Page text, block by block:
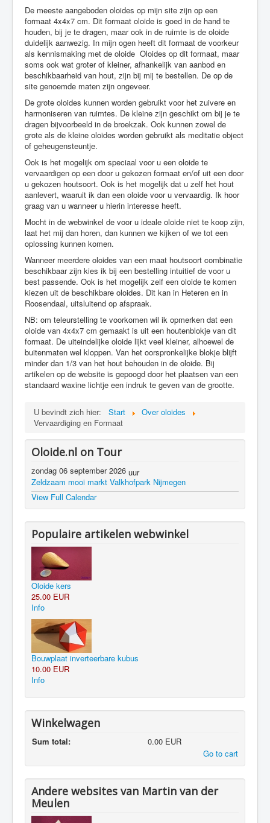
De meeste aangeboden oloides op mijn site zijn op een
formaat 4x4x7 cm. Dit formaat oloide is goed in de hand te
houden, bij je te dragen, maar ook in de ruimte is de oloide
duidelijk aanwezig. In mijn ogen heeft dit formaat de voorkeur
als kennismaking met de oloide Oloides op dit formaat, maar
soms ook wat groter of kleiner, afhankelijk van aanbod en
beschikbaarheid van hout, zijn bij mij te bestellen. De op de
site genoemde maten zijn ongeveer.
De grote oloides kunnen worden gebruikt voor het zuivere en
harmoniseren van ruimtes. De kleine zijn geschikt om bij je te
dragen bijvoorbeeld in de broekzak. Ook kunnen zowel de
grote als de kleine oloides worden gebruikt als meditatie object
of geheugensteuntje.
Ook is het mogelijk om speciaal voor u een oloide te
vervaardigen op een door u gekozen formaat en/of uit een door
u gekozen houtsoort. Ook is het mogelijk dat u zelf het hout
aanlevert, waaruit ik dan een oloide voor u vervaardig. Ik hoor
graag van u wanneer u hierin interesse heeft.
Mocht in de webwinkel de voor u ideale oloide niet te koop zijn,
laat het mij dan horen, dan kunnen we kijken of we tot een
oplossing kunnen komen.
Wanneer meerdere oloides van een maat houtsoort combinatie
beschikbaar zijn kies ik bij een bestelling intuitief de voor u
best passende. Ook is het mogelijk zelf een oloide te komen
kiezen uit de beschikbare oloides. Dit kan in Heteren en in
Roosendaal, uitsluitend op afspraak.
NB: om teleurstelling te voorkomen wil ik opmerken dat een
oloide van 4x4x7 cm gemaakt is uit een houtenblokje van dit
formaat. De uiteindelijke oloide lijkt veel kleiner, alhoewel de
buitenmaten wel kloppen. Van het oorspronkelijke blokje blijft
minder dan 1/3 van het hout behouden in de oloide. Bij
artikelen op de website is gepoogd door het plaatsen van een
standaard waxine lichtje een indruk te geven van de grootte.
U bevindt zich hier: Start
Over oloides
Vervaardiging en Formaat
Oloide.nl on Tour
zondag 06 september 2026 uur
Zeldzaam mooi markt Valkhofpark Nijmegen
View Full Calendar
Populaire artikelen webwinkel
Oloide kers
25.00 EUR
Info
Bouwplaat inverteerbare kubus
10.00 EUR
Info
Winkelwagen
Sum total:
0.00 EUR
Go to cart
Andere websites van Martin van der
Meulen